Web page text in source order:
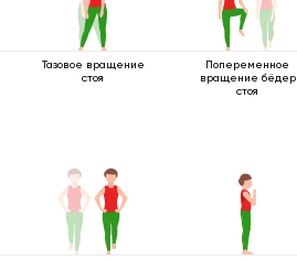
Тазовое вращение
стоя
Попеременное
вращение бёдер
стоя